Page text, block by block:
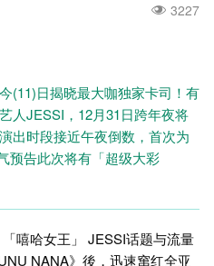
3227
(11)日揭晓最大咖独家卡司！有
人JESSI，12月31日跨年夜将
出时段接近午夜倒数，首次为
预告此次将有「超级大彩
嘻哈女王」 JESSI话题与流量
NANA》後，迅速窜红全亚